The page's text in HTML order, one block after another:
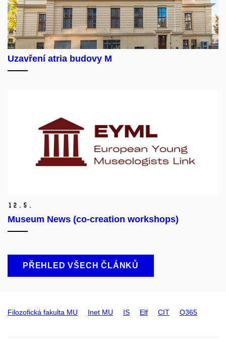
Uzavření atria budovy M
12. 5.
Museum News (co-creation workshops)
PŘEHLED VŠECH ČLÁNKŮ
Filozofická fakulta MU Inet MU IS Elf CIT O365